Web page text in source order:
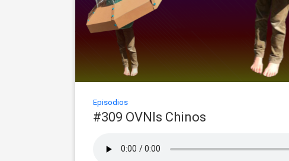
Episodios
#309 OVNIs Chinos